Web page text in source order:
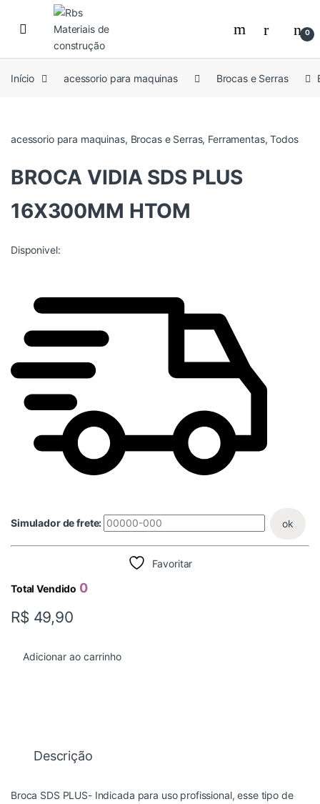
Skip to navigation
Skip to content
0
Início acessorio para maquinas Brocas e Serras
acessorio para maquinas, Brocas e Serras, Ferramentas,Todos
BROCA VIDIA SDS PLUS
16X300MM HTOM
Disponivel:
Simulador de frete: ok
Favoritar
Total Vendido 0
R$ 49,90
Adicionar ao carrinho
Descrição
Broca SDS PLUS- Indicada para uso profissional, esse tipo de